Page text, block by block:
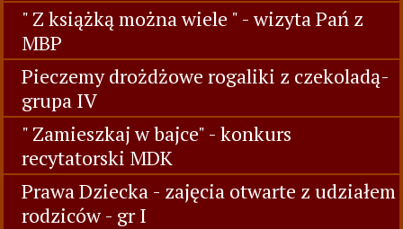
" Z książką można wiele " - wizyta Pań z
MBP
Pieczemy drożdżowe rogaliki z czekoladą-
grupa IV
" Zamieszkaj w bajce" - konkurs
recytatorski MDK
Prawa Dziecka - zajęcia otwarte z udziałem
rodziców - gr I